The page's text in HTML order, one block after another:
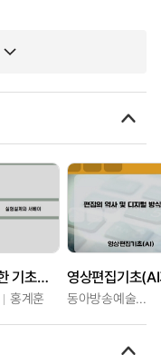
인문학도를 위한 기초통계학
홍계훈
영상편집기초
동아방송예술대학교